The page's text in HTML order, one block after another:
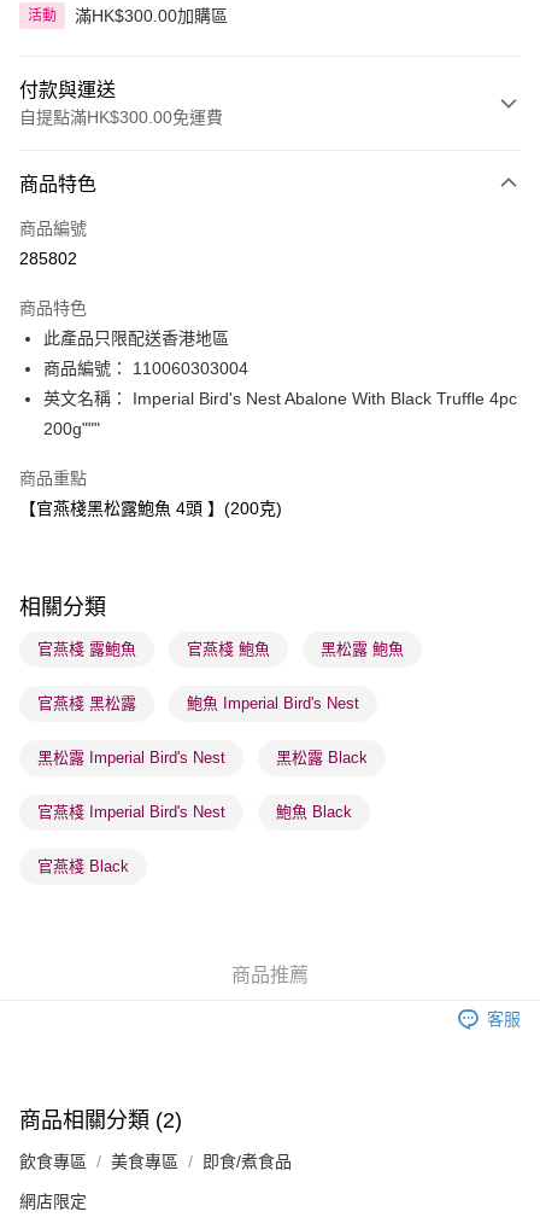
活動 滿HK$300.00加購區
付款與運送
自提點滿HK$300.00免運費
信用卡
Apple Pay
PayMe
WeChat Pay
BoC Pay
送貨方式
順豐自助櫃 - 確認發貨後1-3個工作天送達
順豐站及營業點 - 確認發貨後1-3個工作天送達
物流公司進行物流配送
取。逾期會取消訂單，並不會安排重寄
商品特色
商品編號
285802
商品特色
此產品只限配送香港地區
商品編號： 110060303004
英文名稱： Imperial Bird's Nest Abalone With Black Truffle 4pc
200g"""
商品重點
【官燕棧黑松露鮑魚 4頭 】(200克)
相關分類
官燕棧 露鮑魚 官燕棧 鮑魚 黑松露 鮑魚
官燕棧 黑松露 鮑魚 Imperial Bird's Nest
黑松露 Imperial Bird's Nest 黑松露 Black
官燕棧 Imperial Bird's Nest 鮑魚 Black
官燕棧 Black
商品推薦
客服
商品相關分類 (2)
飲食專區 美食專區 即食/煮食品
網店限定